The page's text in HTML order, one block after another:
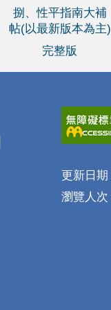
捌、性平指南大補
帖(以最新版本為主)
完整版
更新日期
瀏覽人次